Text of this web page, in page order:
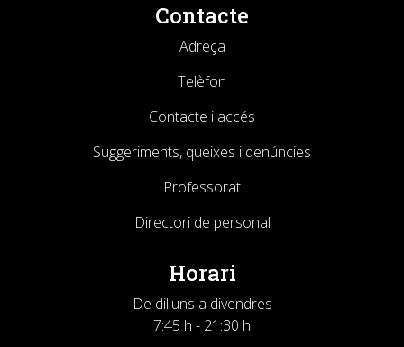
Contacte
Adreça
Telèfon
Contacte i accés
Suggeriments, queixes i denúncies
Professorat
Directori de personal
Horari
De dilluns a divendres
7:45 h - 21:30 h